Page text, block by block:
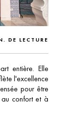
DE LECTURE
entière. Elle
l'excellence
pour être
au confort et à